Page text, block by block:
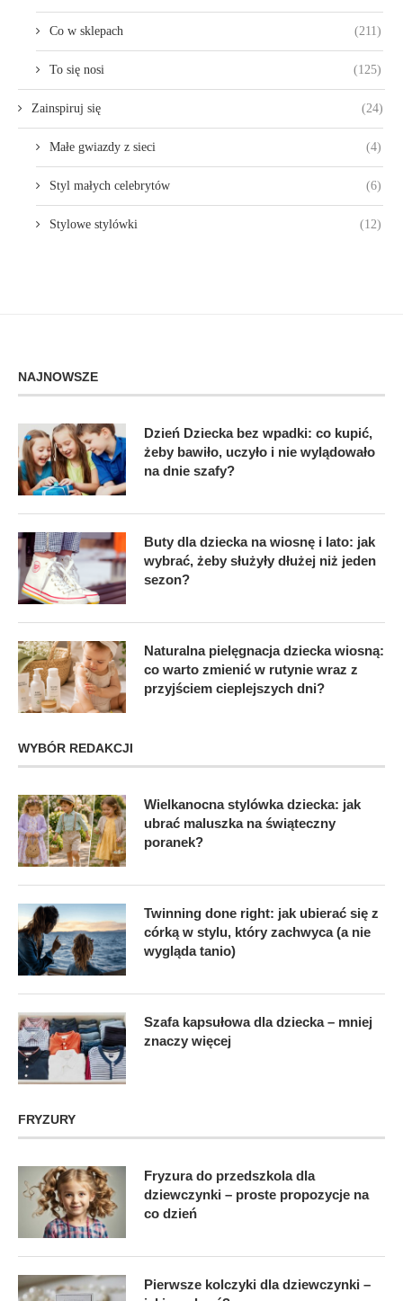
Co w sklepach (211)
To się nosi (125)
Zainspiruj się (24)
Małe gwiazdy z sieci (4)
Styl małych celebrytów (6)
Stylowe stylówki (12)
NAJNOWSZE
Dzień Dziecka bez wpadki: co kupić,
żeby bawiło, uczyło i nie wylądowało
na dnie szafy?
Buty dla dziecka na wiosnę i lato: jak
wybrać, żeby służyły dłużej niż jeden
sezon?
Naturalna pielęgnacja dziecka wiosną:
co warto zmienić w rutynie wraz z
przyjściem cieplejszych dni?
WYBÓR REDAKCJI
Wielkanocna stylówka dziecka: jak
ubrać maluszka na świąteczny
poranek?
Twinning done right: jak ubierać się z
córką w stylu, który zachwyca (a nie
wygląda tanio)
Szafa kapsułowa dla dziecka – mniej
znaczy więcej
FRYZURY
Fryzura do przedszkola dla
dziewczynki – proste propozycje na
co dzień
Pierwsze kolczyki dla dziewczynki –